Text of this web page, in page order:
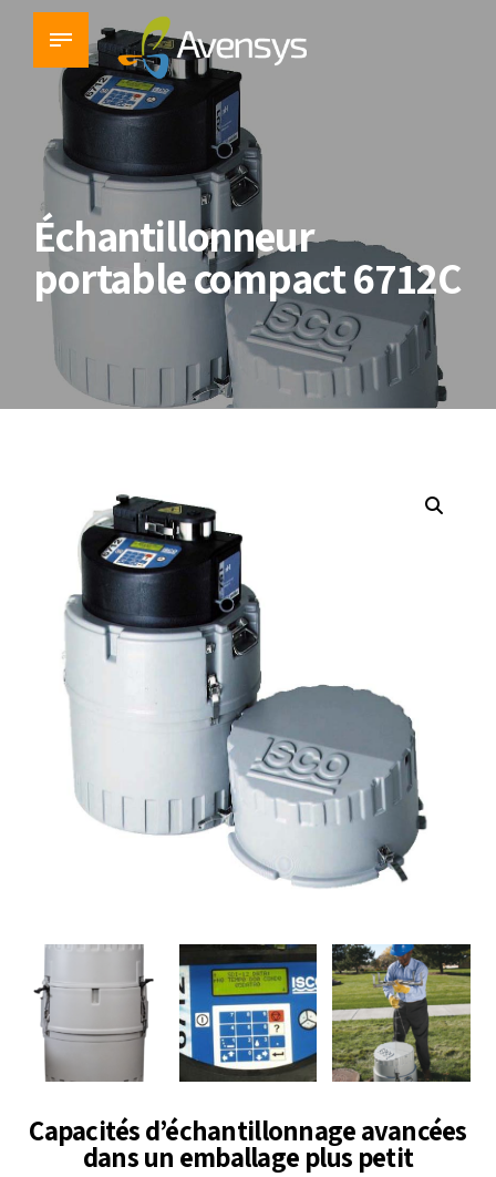
Échantillonneur
portable compact 6712C
Capacités d’échantillonnage avancées
dans un emballage plus petit